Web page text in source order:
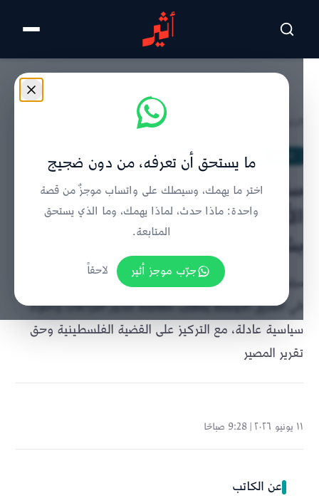
تخطى للمحتوى الرئيسي
سلطنة عمان لمجلس الأمن: عالجوا
الأزمات من جذورها حتى لا تعود
بشكل مختلف
سلطنة عمان تؤكد في مجلس الأمن أن السلام المستدام
في الشرق الأوسط يتطلب معالجة جذور النزاعات وحلولًا
سياسية عادلة، مع التركيز على القضية الفلسطينية وحق
تقرير المصير
١١ يونيو ٢٠٢٦ | 9:28 صباحًا
عن الكاتب
ما يستحق أن تعرفه، من دون ضجيج
اختر ما يهمك، وسيصلك على واتساب موجزٌ من قصة
واحدة: ماذا حدث، لماذا يهمك، وما الذي يستحق
المتابعة.
جرّب موجز أثير
لاحقاً